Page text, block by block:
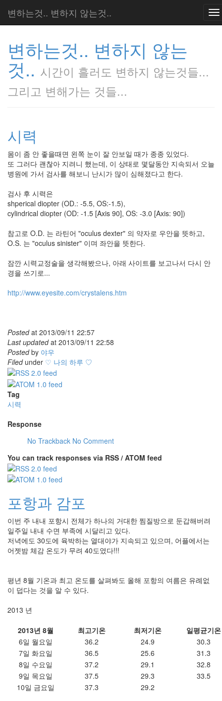
변하는것.. 변하지 않는것..
변하는것.. 변하지 않는
것.. 시간이 흘러도 변하지 않는것들...
그리고 변해가는 것들...
시력
몸이 좀 안 좋을때면 왼쪽 눈이 잘 안보일 때가 종종 있었다.
또 그러다 괜찮아 지려니 했는데, 이 상태로 몇달동안 지속되서 오늘
병원에 가서 검사를 해보니 난시가 많이 심해졌다고 한다.
검사 후 시력은
shperical diopter (OD.: -5.5, OS:-1.5),
cylindrical diopter (OD: -1.5 [Axis 90], OS: -3.0 [Axis: 90])
참고로 O.D. 는 라틴어 "oculus dexter" 의 약자로 우안을 뜻하고,
O.S. 는 "oculus sinister" 이며 좌안을 뜻한다.
잠깐 시력교정술을 생각해봤으나, 아래 사이트를 보고나서 다시 안
경을 쓰기로...
http://www.eyesite.com/crystalens.htm
Postedat 2013/09/11 22:57
Last updatedat 2013/09/11 22:58
Postedby 야우
Filedunder ♡ 나의 하루 ♡
Tag
시력
Response
No Trackback No Comment
You can track responses via RSS / ATOM feed
포항과 감포
이번 주 내내 포항시 전체가 하나의 거대한 찜질방으로 둔갑해버려
일주일 내내 수면 부족에 시달리고 있다.
저녁에도 30도에 육박하는 열대야가 지속되고 있으며, 어플에서는
어젯밤 체감 온도가 무려 40도였다!!!
평년 8월 기온과 최고 온도를 살펴봐도 올해 포항의 여름은 유례없
이 덥다는 것을 알 수 있다.
2013 년
2013년 8월 최고기온 최저기온
일평균기온
6일 월요일
36.2 24.9
30.3
7일 화요일
36.5 25.6
31.3
8일 수요일
37.2 29.1
32.8
9일 목요일
37.5 29.3
33.5
10일 금요일
37.3 29.2